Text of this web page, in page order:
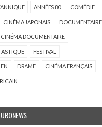
ANNÉES 80 COMÉDIE
CINÉMA JAPONAIS DOCUMENTAIRE
CINÉMA DOCUMENTAIRE
FESTIVAL
DRAME CINÉMA FRANÇAIS